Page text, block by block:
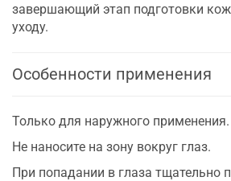
завершающий этап подготовки
уходу.
Особенности применения
Только для наружного применения.
Не наносите на зону вокруг глаз.
При попадании в глаза тщательно